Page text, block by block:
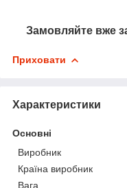
Замовляйте вже
Приховати
Характеристики
Основні
Виробник
Країна виробник
Вага